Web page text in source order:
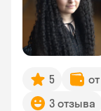
5
3 отзыва